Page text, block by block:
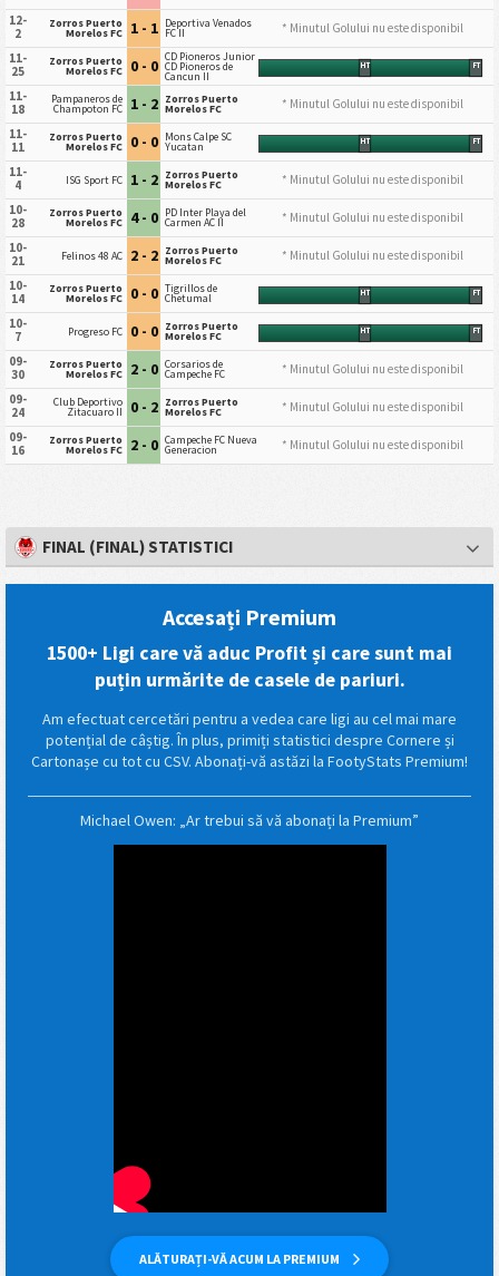
12-
2
Zorros Puerto
Morelos FC 1 - 1 Deportiva Venados
FC II
* Minutul Golului nu este disponibil
11-
25
Zorros Puerto
Morelos FC 0 - 0 CD Pioneros Junior
CD Pioneros de
Cancun II
HT FT
11-
18
Pampaneros de
Champoton FC 1 - 2 Zorros Puerto
Morelos FC
* Minutul Golului nu este disponibil
11-
11
Zorros Puerto
Morelos FC 0 - 0 Mons Calpe SC
Yucatan HT FT
11-
4
ISG Sport FC 1 - 2 Zorros Puerto
Morelos FC
* Minutul Golului nu este disponibil
10-
28
Zorros Puerto
Morelos FC 4 - 0 PD Inter Playa del
Carmen AC II
* Minutul Golului nu este disponibil
10-
21
Felinos 48 AC 2 - 2 Zorros Puerto
Morelos FC
* Minutul Golului nu este disponibil
10-
14
Zorros Puerto
Morelos FC 0 - 0 Tigrillos de
Chetumal HT FT
10-
7
Progreso FC 0 - 0 Zorros Puerto
Morelos FC HT FT
09-
30
Zorros Puerto
Morelos FC 2 - 0 Corsarios de
Campeche FC
* Minutul Golului nu este disponibil
09-
24
Club Deportivo
Zitacuaro II 0 - 2 Zorros Puerto
Morelos FC
* Minutul Golului nu este disponibil
09-
16
Zorros Puerto
Morelos FC 2 - 0 Campeche FC Nueva
Generacion * Minutul Golului nu este disponibil
FINAL (FINAL) STATISTICI
Accesați Premium
1500+ Ligi care vă aduc Profit și care sunt mai
puțin urmărite de casele de pariuri.
Am efectuat cercetări pentru a vedea care ligi au cel mai mare
potențial de câștig. În plus, primiți statistici despre Cornere și
Cartonașe cu tot cu CSV. Abonați-vă astăzi la FootyStats Premium!
ALĂTURAȚI-VĂ ACUM LA PREMIUM
Michael Owen: „Ar trebui să vă abonați la Premium”